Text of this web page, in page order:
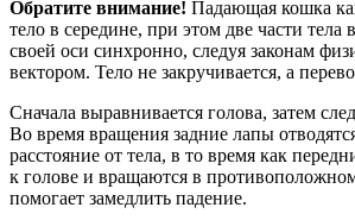
Обратите внимание! Падающая кошка
тело в середине, при этом две части тела
своей оси синхронно, следуя законам
вектором. Тело не закручивается, а
Сначала выравнивается голова, затем
Во время вращения задние лапы
расстояние от тела, в то время как
к голове и вращаются в
помогает замедлить падение.